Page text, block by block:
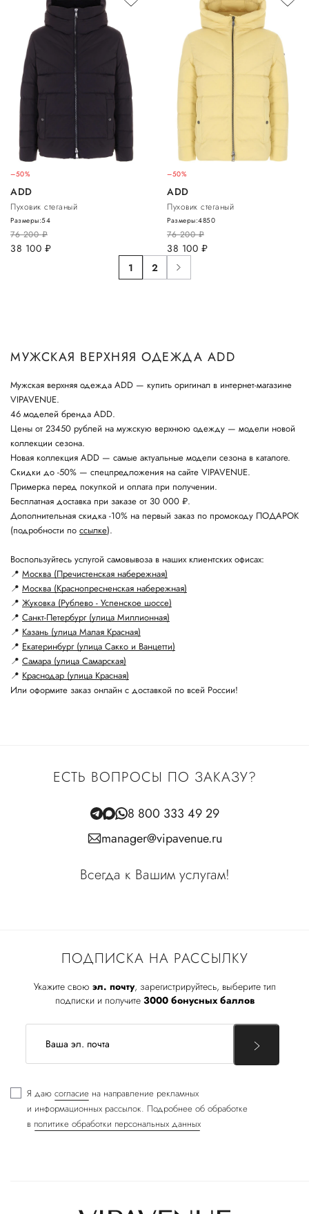
–50%
ADD
Пуховик стеганый
76 200руб.
38 100 руб.
Размеры:54
–50%
ADD
Пуховик стеганый
76 200руб.
38 100 руб.
Размеры:4850
1 2
МУЖСКАЯ ВЕРХНЯЯ ОДЕЖДА ADD
Мужская верхняя одежда ADD — купить оригинал в интернет-магазине
VIPAVENUE.
46 моделей бренда ADD.
Цены от 23450 рублей на мужскую верхнюю одежду — модели новой
коллекции сезона.
Новая коллекция ADD — самые актуальные модели сезона в каталоге.
Скидки до -50% — спецпредложения на сайте VIPAVENUE.
Примерка перед покупкой и оплата при получении.
Бесплатная доставка при заказе от 30 000 ₽.
Дополнительная скидка -10% на первый заказ по промокоду ПОДАРОК
(подробности по ссылке).
Воспользуйтесь услугой самовывоза в наших клиентских офисах:
📍 Москва (Пречистенская набережная)
📍 Москва (Краснопресненская набережная)
📍 Жуковка (Рублево - Успенское шоссе)
📍 Санкт-Петербург (улица Миллионная)
📍 Казань (улица Малая Красная)
📍 Екатеринбург (улица Сакко и Ванцетти)
📍 Самара (улица Самарская)
📍 Краснодар (улица Красная)
Или оформите заказ онлайн с доставкой по всей России!
ПОДПИСКА НА РАССЫЛКУ
Укажите свою эл. почту, зарегистрируйтесь, выберите тип
подписки и получите 3000 бонусных баллов
Я даю согласие на направление рекламных
и информационных рассылок. Подробнее об обработке
в политике обработки персональных данных
ЕСТЬ ВОПРОСЫ ПО ЗАКАЗУ?
8 800 333 49 29
manager@vipavenue.ru
Всегда к Вашим услугам!